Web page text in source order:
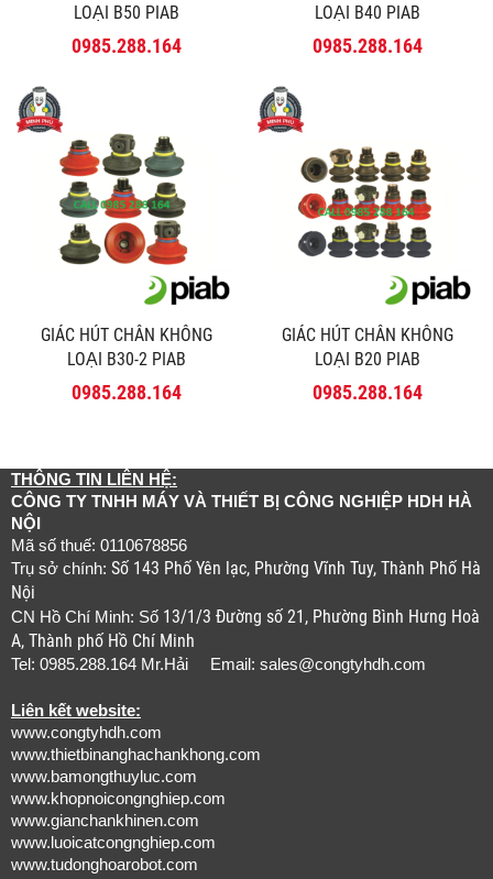
LOẠI B50 PIAB
0985.288.164
LOẠI B40 PIAB
0985.288.164
GIÁC HÚT CHÂN KHÔNG
LOẠI B30-2 PIAB
0985.288.164
GIÁC HÚT CHÂN KHÔNG
LOẠI B20 PIAB
0985.288.164
THÔNG TIN LIÊN HỆ:
CÔNG TY TNHH MÁY VÀ THIẾT BỊ CÔNG NGHIỆP HDH HÀ
NỘI
Mã số thuế: 0110678856
Trụ sở chính: Số 143 Phố Yên lạc, Phường Vĩnh Tuy, Thành Phố Hà
Nội
CN Hồ Chí Minh: Số 13/1/3 Đường số 21, Phường Bình Hưng Hoà
A, Thành phố Hồ Chí Minh
Tel: 0985.288.164 Mr.Hải Email: sales@congtyhdh.com
Liên kết website:
www.congtyhdh.com
www.thietbinanghachankhong.com
www.bamongthuyluc.com
www.khopnoicongnghiep.com
www.gianchankhinen.com
www.luoicatcongnghiep.com
www.tudonghoarobot.com